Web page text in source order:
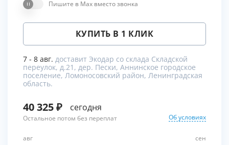
Пишите в Max вместо звонка
КУПИТЬ В 1 КЛИК
7 - 8 авг. доставит Экодар со склада Складской
переулок, д.21, дер. Пески, Аннинское городское
поселение, Ломоносовский район, Ленинградская
область.
40 325 сегодня
Остальное потом без переплат Об условиях
авг сен